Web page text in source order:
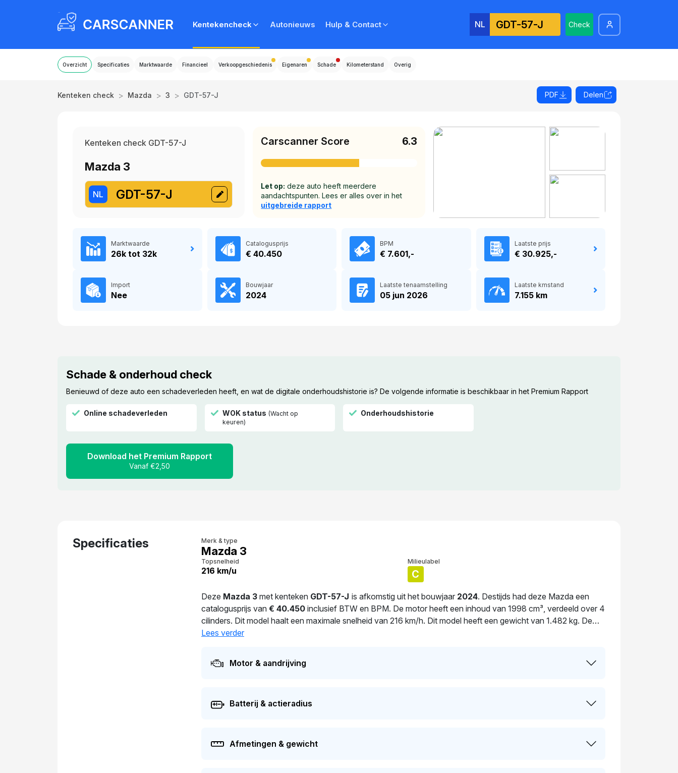
Kentekencheck Autonieuws Hulp & Contact NL Check
Overzicht Specificaties Marktwaarde Financieel Verkoopgeschiedenis Eigenaren Schade Kilometerstand Overig
Kenteken check > Mazda > 3 > GDT-57-J PDF Delen
Kenteken check GDT-57-J
Mazda 3
NL GDT-57-J
Carscanner Score 6.3
Let op: deze auto heeft meerdere
aandachtspunten. Lees er alles over in het
uitgebreide rapport
Marktwaarde
26k tot 32k
Catalogusprijs
€ 40.450
BPM
€ 7.601,-
Laatste prijs
€ 30.925,-
Import
Nee
Bouwjaar
2024
Laatste tenaamstelling
05 jun 2026
Laatste kmstand
7.155 km
Schade & onderhoud check
Benieuwd of deze auto een schadeverleden heeft, en wat de digitale onderhoudshistorie is? De volgende informatie is beschikbaar in het Premium Rapport
Online schadeverleden WOK status (Wacht op
keuren)
Onderhoudshistorie
Download het Premium Rapport
Vanaf €2,50
Specificaties Merk & type
Mazda 3
Topsnelheid
216 km/u
Milieulabel
C
Deze Mazda 3 met kenteken GDT-57-J is afkomstig uit het bouwjaar 2024. Destijds had deze Mazda een
catalogusprijs van € 40.450 inclusief BTW en BPM. De motor heeft een inhoud van 1998 cm³, verdeeld over 4
cilinders. Dit model haalt een maximale snelheid van 216 km/h. Dit model heeft een gewicht van 1.482 kg. De
laatste tenaamstelling van deze auto vond plaats in 2026. De APK is geldig tot 27-06-2028. De auto heeft
geschat op
Lees verder
Motor & aandrijving
Batterij & actieradius
Afmetingen & gewicht